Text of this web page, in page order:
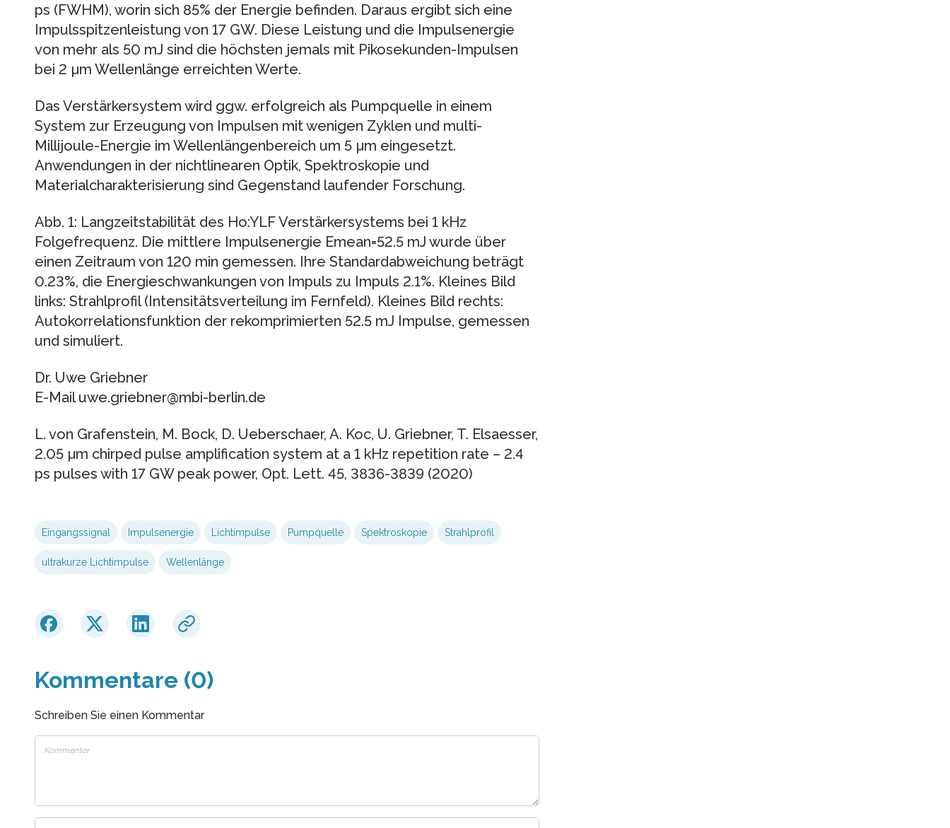
ps (FWHM), worin sich 85% der Energie befinden. Daraus ergibt sich eine
Impulsspitzenleistung von 17 GW. Diese Leistung und die Impulsenergie
von mehr als 50 mJ sind die höchsten jemals mit Pikosekunden-Impulsen
bei 2 µm Wellenlänge erreichten Werte.
Das Verstärkersystem wird ggw. erfolgreich als Pumpquelle in einem
System zur Erzeugung von Impulsen mit wenigen Zyklen und multi-
Millijoule-Energie im Wellenlängenbereich um 5 µm eingesetzt.
Anwendungen in der nichtlinearen Optik, Spektroskopie und
Materialcharakterisierung sind Gegenstand laufender Forschung.
Abb. 1: Langzeitstabilität des Ho:YLF Verstärkersystems bei 1 kHz
Folgefrequenz. Die mittlere Impulsenergie Emean=52.5 mJ wurde über
einen Zeitraum von 120 min gemessen. Ihre Standardabweichung beträgt
0.23%, die Energieschwankungen von Impuls zu Impuls 2.1%. Kleines Bild
links: Strahlprofil (Intensitätsverteilung im Fernfeld). Kleines Bild rechts:
Autokorrelationsfunktion der rekomprimierten 52.5 mJ Impulse, gemessen
und simuliert.
Dr. Uwe Griebner
E-Mail uwe.griebner@mbi-berlin.de
L. von Grafenstein, M. Bock, D. Ueberschaer, A. Koc, U. Griebner, T. Elsaesser,
2.05 µm chirped pulse amplification system at a 1 kHz repetition rate – 2.4
ps pulses with 17 GW peak power, Opt. Lett. 45, 3836-3839 (2020)
Eingangssignal Impulsenergie Lichtimpulse Pumpquelle Spektroskopie Strahlprofil
ultrakurze Lichtimpulse Wellenlänge
Kommentare (0)
Schreiben Sie einen Kommentar